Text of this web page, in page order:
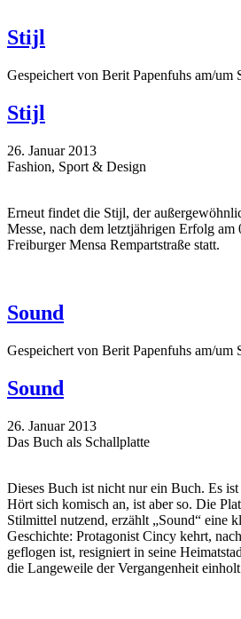
Stijl
Gespeichert von Berit Papenfuhs am/um
Stijl
26. Januar 2013
Fashion, Sport & Design
Erneut findet die Stijl, der
Messe, nach dem letztjährigen Erfolg
Freiburger Mensa Rempartstraße statt.
Sound
Gespeichert von Berit Papenfuhs am/um
Sound
26. Januar 2013
Das Buch als Schallplatte
Dieses Buch ist nicht nur ein Buch. Es
Hört sich komisch an, ist aber so. Die
Stilmittel nutzend, erzählt „Sound“ eine
Geschichte: Protagonist Cincy kehrt,
geflogen ist, resigniert in seine
die Langeweile der Vergangenheit